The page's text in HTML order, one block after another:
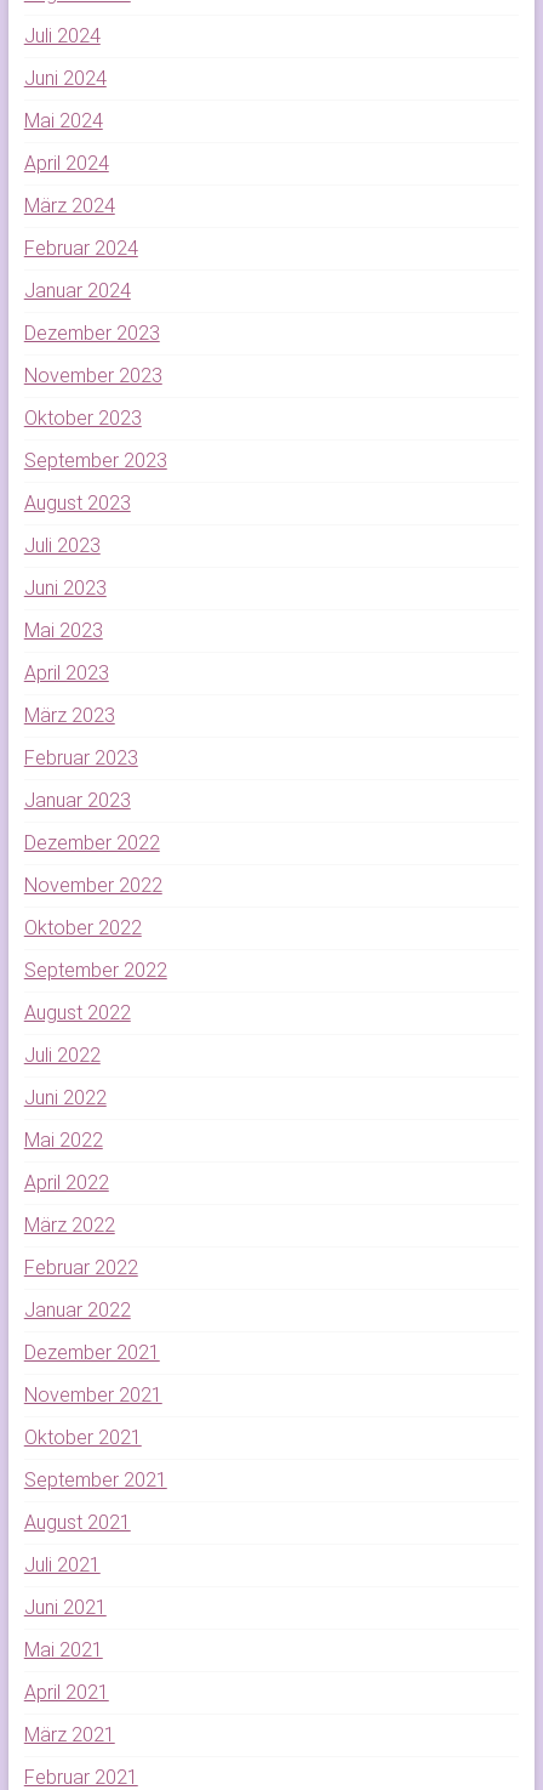
Juli 2024
Juni 2024
Mai 2024
April 2024
März 2024
Februar 2024
Januar 2024
Dezember 2023
November 2023
Oktober 2023
September 2023
August 2023
Juli 2023
Juni 2023
Mai 2023
April 2023
März 2023
Februar 2023
Januar 2023
Dezember 2022
November 2022
Oktober 2022
September 2022
August 2022
Juli 2022
Juni 2022
Mai 2022
April 2022
März 2022
Februar 2022
Januar 2022
Dezember 2021
November 2021
Oktober 2021
September 2021
August 2021
Juli 2021
Juni 2021
Mai 2021
April 2021
März 2021
Februar 2021